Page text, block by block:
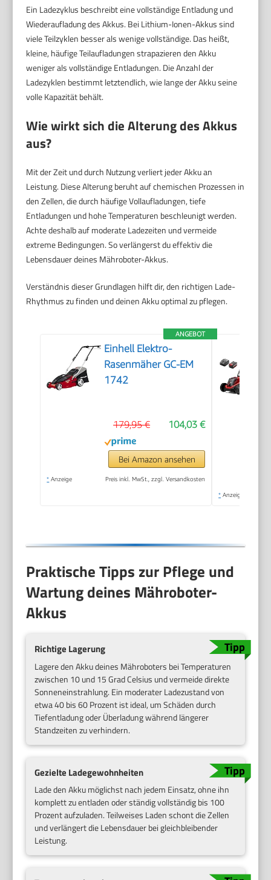
Ein Ladezyklus beschreibt eine vollständige Entladung und
Wiederaufladung des Akkus. Bei Lithium-Ionen-Akkus sind
viele Teilzyklen besser als wenige vollständige. Das heißt,
kleine, häufige Teilaufladungen strapazieren den Akku
weniger als vollständige Entladungen. Die Anzahl der
Ladezyklen bestimmt letztendlich, wie lange der Akku seine
volle Kapazität behält.
Wie wirkt sich die Alterung des Akkus
aus?
Mit der Zeit und durch Nutzung verliert jeder Akku an
Leistung. Diese Alterung beruht auf chemischen Prozessen in
den Zellen, die durch häufige Vollaufladungen, tiefe
Entladungen und hohe Temperaturen beschleunigt werden.
Achte deshalb auf moderate Ladezeiten und vermeide
extreme Bedingungen. So verlängerst du effektiv die
Lebensdauer deines Mähroboter-Akkus.
Verständnis dieser Grundlagen hilft dir, den richtigen Lade-
Rhythmus zu finden und deinen Akku optimal zu pflegen.
ANGEBOT
Einhell Elektro-
Rasenmäher GC-EM
1742
104,03 €
179,95 €
Bei Amazon ansehen
* Anzeige Preis inkl. MwSt., zzgl. Versandkosten
* Anzeige
Praktische Tipps zur Pflege und
Wartung deines Mähroboter-
Akkus
Richtige Lagerung
Lagere den Akku deines Mähroboters bei Temperaturen
zwischen 10 und 15 Grad Celsius und vermeide direkte
Sonneneinstrahlung. Ein moderater Ladezustand von
etwa 40 bis 60 Prozent ist ideal, um Schäden durch
Tiefentladung oder Überladung während längerer
Standzeiten zu verhindern.
Gezielte Ladegewohnheiten
Lade den Akku möglichst nach jedem Einsatz, ohne ihn
komplett zu entladen oder ständig vollständig bis 100
Prozent aufzuladen. Teilweises Laden schont die Zellen
und verlängert die Lebensdauer bei gleichbleibender
Leistung.